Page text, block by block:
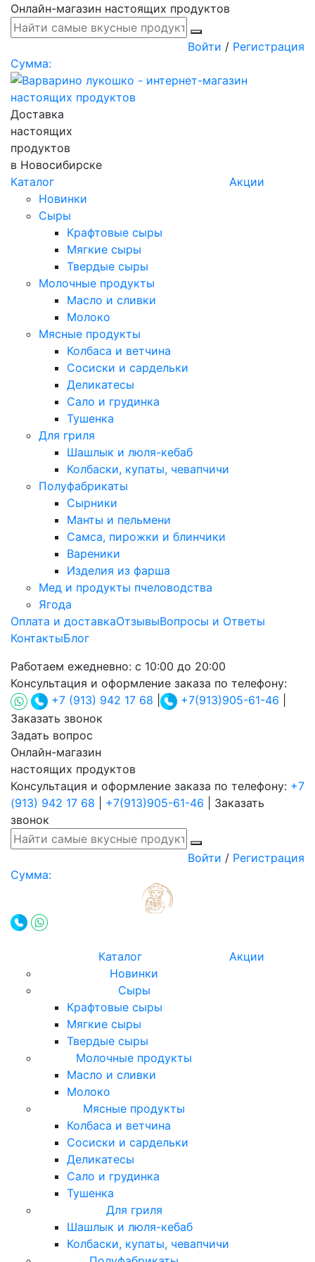
Онлайн-магазин настоящих продуктов
Войти / Регистрация
Сумма:
Доставка
настоящих
продуктов
в Новосибирске
Каталог
Новинки
Сыры
Крафтовые сыры
Мягкие сыры
Твердые сыры
Молочные продукты
Масло и сливки
Молоко
Мясные продукты
Колбаса и ветчина
Сосиски и сардельки
Деликатесы
Сало и грудинка
Тушенка
Для гриля
Шашлык и люля-кебаб
Колбаски, купаты, чевапчичи
Полуфабрикаты
Сырники
Манты и пельмени
Самса, пирожки и блинчики
Вареники
Изделия из фарша
Мед и продукты пчеловодства
Ягода
Акции
Оплата и доставкаОтзывыВопросы и Ответы
КонтактыБлог
Работаем ежедневно: с 10:00 до 20:00
Консультация и оформление заказа по телефону:
+7 (913) 942 17 68
+7(913)905-61-46
Заказать звонок
Задать вопрос
Онлайн-магазин
настоящих продуктов
Консультация и оформление заказа по телефону: +7
(913) 942 17 68
+7(913)905-61-46
Заказать
звонок
Войти / Регистрация
Сумма:
Каталог
Новинки
Сыры
Крафтовые сыры
Мягкие сыры
Твердые сыры
Молочные продукты
Масло и сливки
Молоко
Мясные продукты
Колбаса и ветчина
Сосиски и сардельки
Деликатесы
Сало и грудинка
Тушенка
Для гриля
Шашлык и люля-кебаб
Колбаски, купаты, чевапчичи
Акции